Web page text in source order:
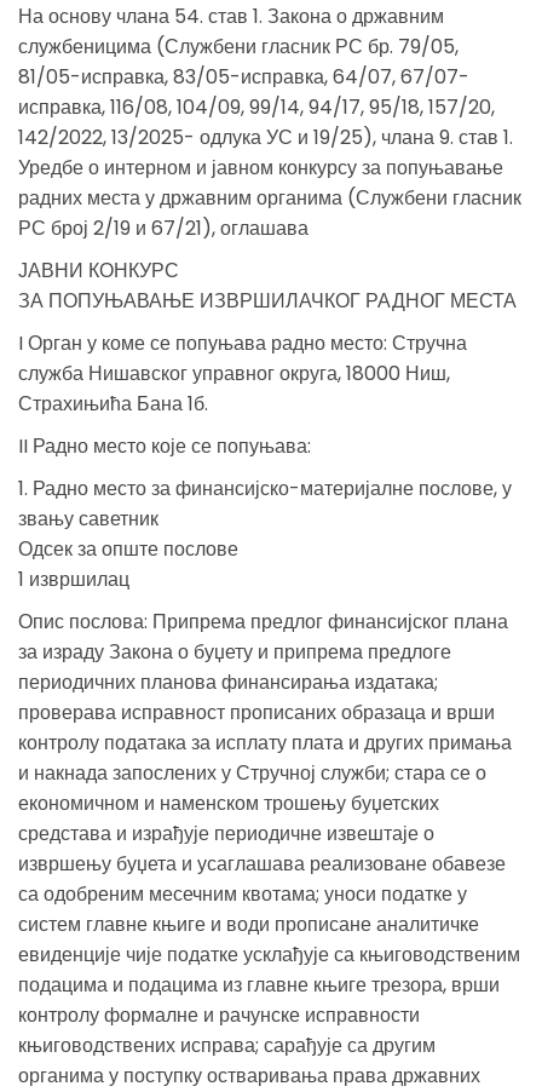
На основу члана 54. став 1. Закона о државним
службеницима (Службени гласник РС бр. 79/05,
81/05-исправка, 83/05-исправка, 64/07, 67/07-
исправка, 116/08, 104/09, 99/14, 94/17, 95/18, 157/20,
142/2022, 13/2025- одлука УС и 19/25), члана 9. став 1.
Уредбе о интерном и јавном конкурсу за попуњавање
радних места у државним органима (Службени гласник
РС број 2/19 и 67/21), оглашава
ЈАВНИ КОНКУРС
ЗА ПОПУЊАВАЊЕ ИЗВРШИЛАЧКОГ РАДНОГ МЕСТА
I Орган у коме се попуњава радно место: Стручна
служба Нишавског управног округа, 18000 Ниш,
Страхињића Бана 1б.
II Радно место које се попуњава:
1. Радно место за финансијско-материјалне послове, у
звању саветник
Одсек за опште послове
1 извршилац
Опис послова: Припрема предлог финансијског плана
за израду Закона о буџету и припрема предлоге
периодичних планова финансирања издатака;
проверава исправност прописаних образаца и врши
контролу података за исплату плата и других примања
и накнада запослених у Стручној служби; стара се о
економичном и наменском трошењу буџетских
средстава и израђује периодичне извештаје о
извршењу буџета и усаглашава реализоване обавезе
са одобреним месечним квотама; уноси податке у
систем главне књиге и води прописане аналитичке
евиденције чије податке усклађује са књиговодственим
подацима и подацима из главне књиге трезора, врши
контролу формалне и рачунске исправности
књиговодствених исправа; сарађује са другим
органима у поступку остваривања права државних